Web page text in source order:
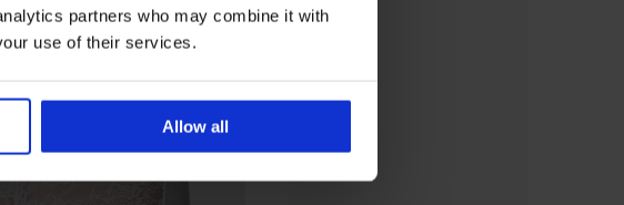
partners who may combine it with
use of their services.
Allow all